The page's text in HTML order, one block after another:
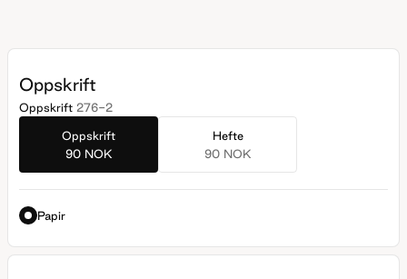
Oppskrift
Oppskrift 276-2
Oppskrift
90 NOK
Hefte
90 NOK
Papir